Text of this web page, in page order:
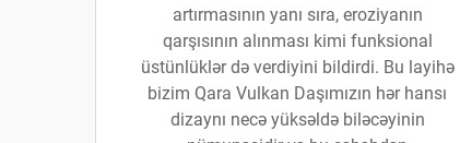
artırmasının yanı sıra, eroziyanın
qarşısının alınması kimi funksional
üstünlüklər də verdiyini bildirdi. Bu layihə
bizim Qara Vulkan Daşımızın hər hansı
dizaynı necə yüksəldə biləcəyinin